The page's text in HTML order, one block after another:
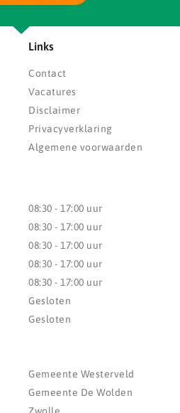
Links
Contact
Vacatures
Disclaimer
Privacyverklaring
Algemene voorwaarden
08:30 - 17:00 uur
08:30 - 17:00 uur
08:30 - 17:00 uur
08:30 - 17:00 uur
08:30 - 17:00 uur
Gesloten
Gesloten
Gemeente Westerveld
Gemeente De Wolden
Zwolle